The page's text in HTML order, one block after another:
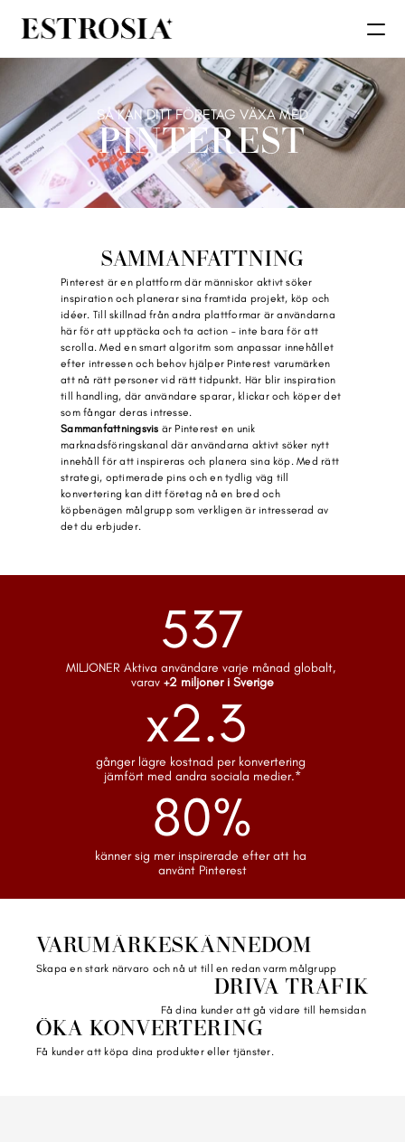
SÅ KAN DITT FÖRETAG VÄXA MED
PINTEREST
SAMMANFATTNING
Pinterest är en plattform där människor aktivt söker
inspiration och planerar sina framtida projekt, köp och
idéer. Till skillnad från andra plattformar är användarna
här för att upptäcka och ta action – inte bara för att
scrolla. Med en smart algoritm som anpassar innehållet
efter intressen och behov hjälper Pinterest varumärken
att nå rätt personer vid rätt tidpunkt. Här blir inspiration
till handling, där användare sparar, klickar och köper det
som fångar deras intresse.
Sammanfattningsvis är Pinterest en unik
marknadsföringskanal där användarna aktivt söker nytt
innehåll för att inspireras och planera sina köp. Med rätt
strategi, optimerade pins och en tydlig väg till
konvertering kan ditt företag nå en bred och
köpbenägen målgrupp som verkligen är intresserad av
det du erbjuder.
537
MILJONER Aktiva användare varje månad globalt,
varav +2 miljoner i Sverige
x2.3
gånger lägre kostnad per konvertering
jämfört med andra sociala medier.*
80%
känner sig mer inspirerade efter att ha
använt Pinterest
VARUMÄRKESKÄNNEDOM
Skapa en stark närvaro och nå ut till en redan varm målgrupp
DRIVA TRAFIK
Få dina kunder att gå vidare till hemsidan
ÖKA KONVERTERING
Få kunder att köpa dina produkter eller tjänster.